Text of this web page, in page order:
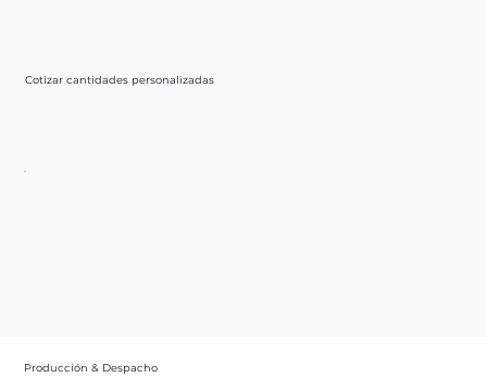
Cotizar cantidades personalizadas
Producción & Despacho